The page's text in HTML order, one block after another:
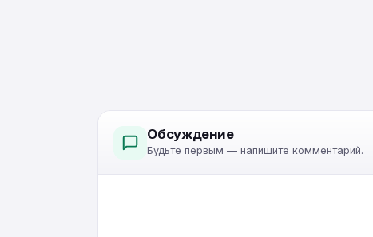
Обсуждение
Будьте первым — напишите комментарий.